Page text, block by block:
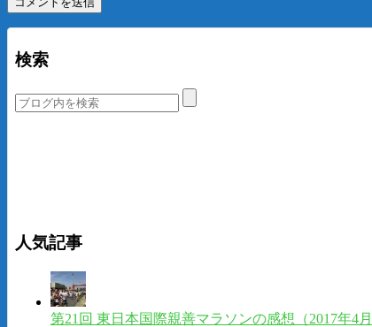
検索
人気記事
第21回 東日本国際親善マラソンの感想（2017年4